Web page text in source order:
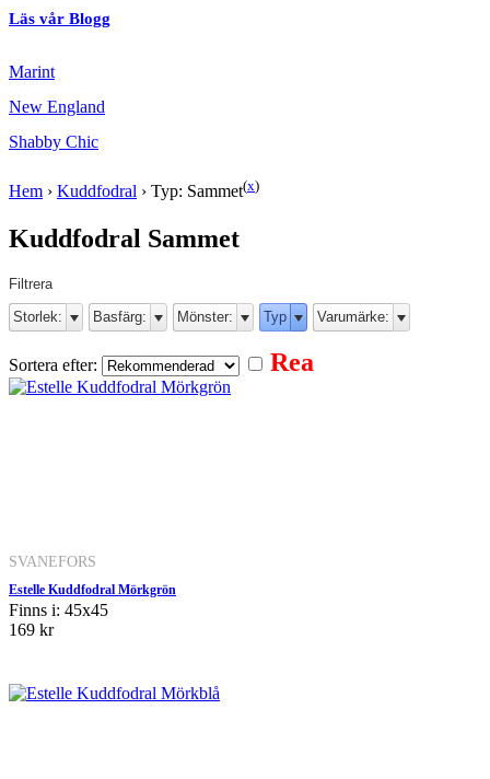
Läs vår Blogg
Marint
New England
Shabby Chic
Hem › Kuddfodral › Typ: Sammet(x)
Kuddfodral Sammet
Filtrera
Storlek:
Basfärg: Mönster: Typ Varumärke:
Sortera efter: Rea
SVANEFORS
Estelle Kuddfodral Mörkgrön
Finns i: 45x45
169 kr